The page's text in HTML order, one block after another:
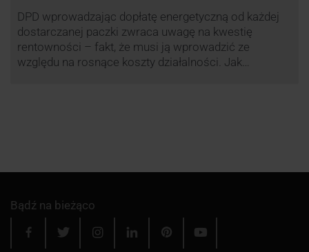
DPD wprowadzając dopłatę energetyczną od każdej
dostarczanej paczki zwraca uwagę na kwestię
rentowności – fakt, że musi ją wprowadzić ze
względu na rosnące koszty działalności. Jak
Bądź na bieżąco